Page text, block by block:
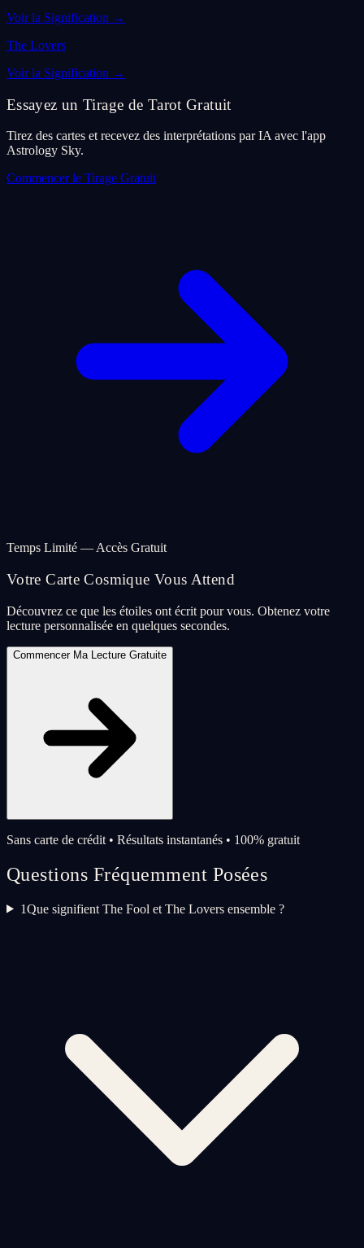
Voir la Signification →
The Lovers
Voir la Signification →
Essayez un Tirage de Tarot Gratuit
Tirez des cartes et recevez des interprétations par IA avec l'app
Astrology Sky.
Commencer le Tirage Gratuit
Temps Limité — Accès Gratuit
Votre Carte Cosmique Vous Attend
Découvrez ce que les étoiles ont écrit pour vous. Obtenez votre
lecture personnalisée en quelques secondes.
Commencer Ma Lecture Gratuite
Sans carte de crédit • Résultats instantanés • 100% gratuit
Questions Fréquemment Posées
1Que signifient The Fool et The Lovers ensemble ?